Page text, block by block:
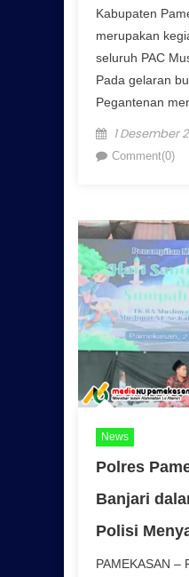
Kabupaten
merupakan
seluruh PAC
Pada gelaran
Pegantenan
Posted on
1 Desember
Comment(0)
News
Polres
Banjari
Polisi
PAMEKASAN –